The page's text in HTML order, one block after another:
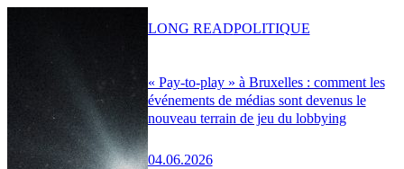
« Pay-to-play » à Bruxelles : comment les
événements de médias sont devenus le
nouveau terrain de jeu du lobbying
04.06.2026
LONG READPOLITIQUE